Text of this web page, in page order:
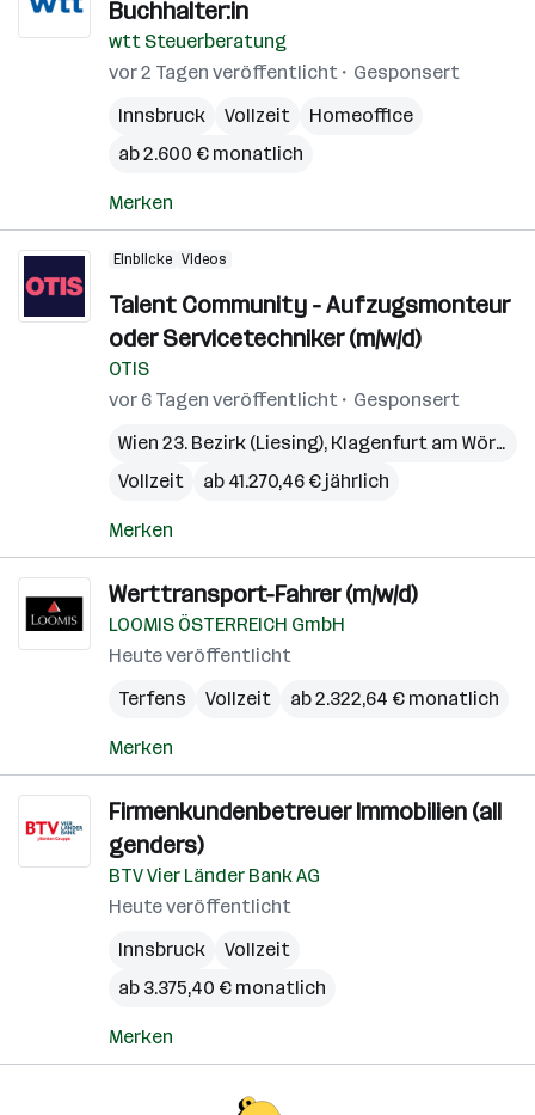
Buchhalter:in
wtt Steuerberatung
vor 2 Tagen veröffentlicht
Gesponsert
Innsbruck
Vollzeit
Homeoffice
ab 2.600 € monatlich
Merken
Einblicke Videos
Talent Community - Aufzugsmonteur
oder Servicetechniker (m/w/d)
OTIS
vor 6 Tagen veröffentlicht
Gesponsert
Wien 23. Bezirk (Liesing), Klagenfurt am Wörthersee
Vollzeit
ab 41.270,46 € jährlich
Merken
Werttransport-Fahrer (m/w/d)
LOOMIS ÖSTERREICH GmbH
Heute veröffentlicht
Terfens
Vollzeit ab 2.322,64 € monatlich
Merken
Firmenkundenbetreuer Immobilien (all
genders)
BTV Vier Länder Bank AG
Heute veröffentlicht
Innsbruck
Vollzeit
ab 3.375,40 € monatlich
Merken